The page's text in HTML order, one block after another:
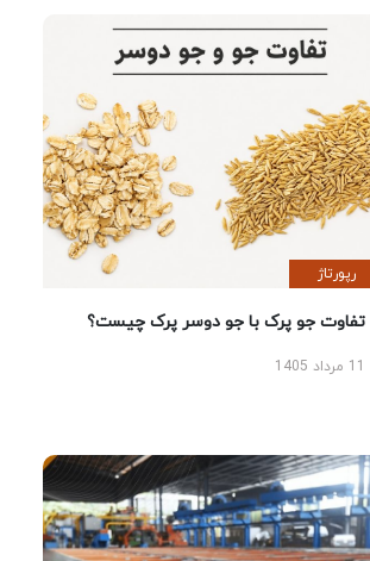
رپورتاژ
تفاوت جو پرک با جو دوسر پرک چیست؟